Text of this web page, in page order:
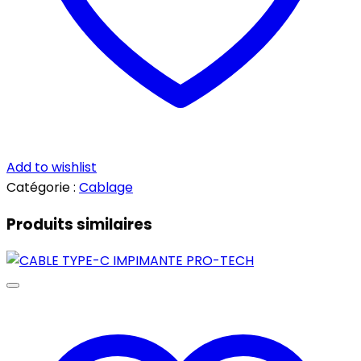
Add to wishlist
Catégorie : Cablage
Produits similaires